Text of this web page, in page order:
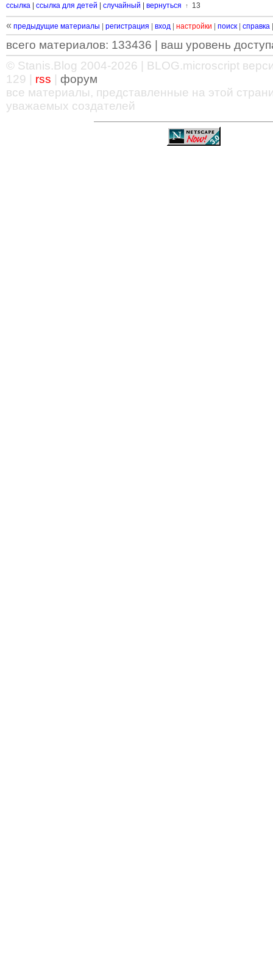
ссылка ссылка для детей случайный вернуться ↑ 13
« предыдущие материалы регистрация вход настройки поиск справка
всего материалов: 133436 | ваш уровень
© Stanis.Blog 2004-2026 | BLOG.microscript
129 |
rss
форум
все материалы, представленные на этой
уважаемых создателей
——————————————————